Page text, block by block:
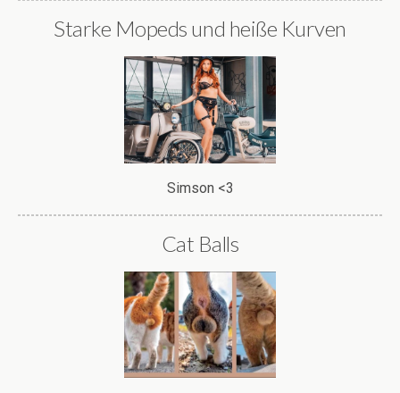
Starke Mopeds und heiße Kurven
Simson <3
Cat Balls